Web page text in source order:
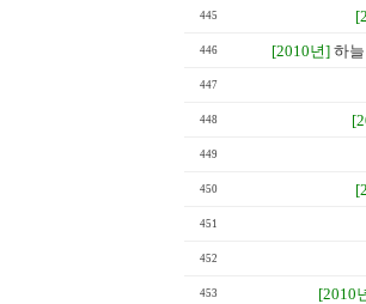
445
446 [2010년] 하
447
448
449
450
451
452
453 [2010